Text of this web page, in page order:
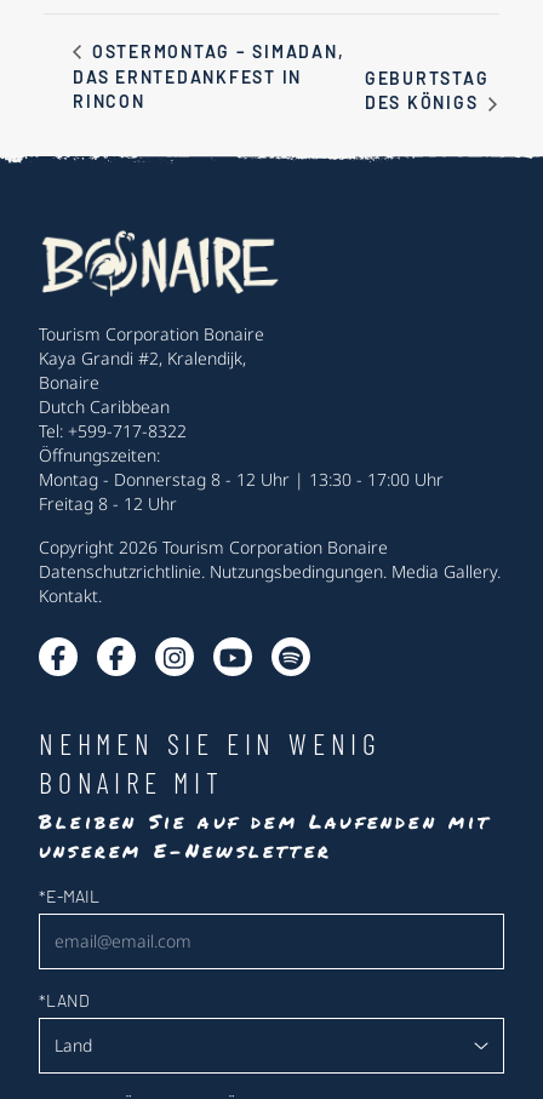
OSTERMONTAG – SIMADAN,
DAS ERNTEDANKFEST IN
RINCON
GEBURTSTAG
DES KÖNIGS
Tourism Corporation Bonaire
Kaya Grandi #2, Kralendijk,
Bonaire
Dutch Caribbean
Tel: +599-717-8322
Öffnungszeiten:
Montag - Donnerstag 8 - 12 Uhr | 13:30 - 17:00 Uhr
Freitag 8 - 12 Uhr
Copyright 2026 Tourism Corporation Bonaire
Datenschutzrichtlinie. Nutzungsbedingungen. Media Gallery.
Kontakt.
NEHMEN SIE EIN WENIG
BONAIRE MIT
Bleiben Sie auf dem Laufenden mit
unserem E-Newsletter
Newsletter
*E-MAIL
*LAND